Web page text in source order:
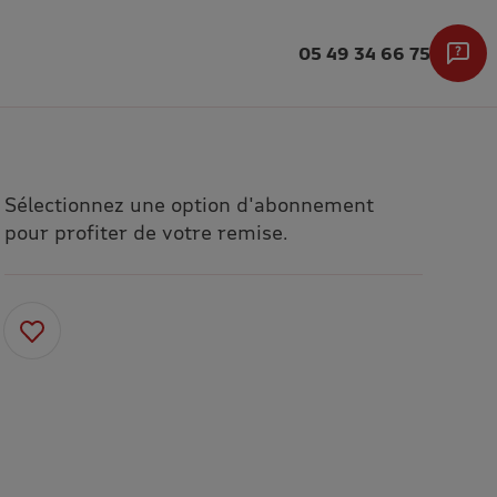
05 49 34 66 75
Sélectionnez une option d'abonnement
pour profiter de votre remise.